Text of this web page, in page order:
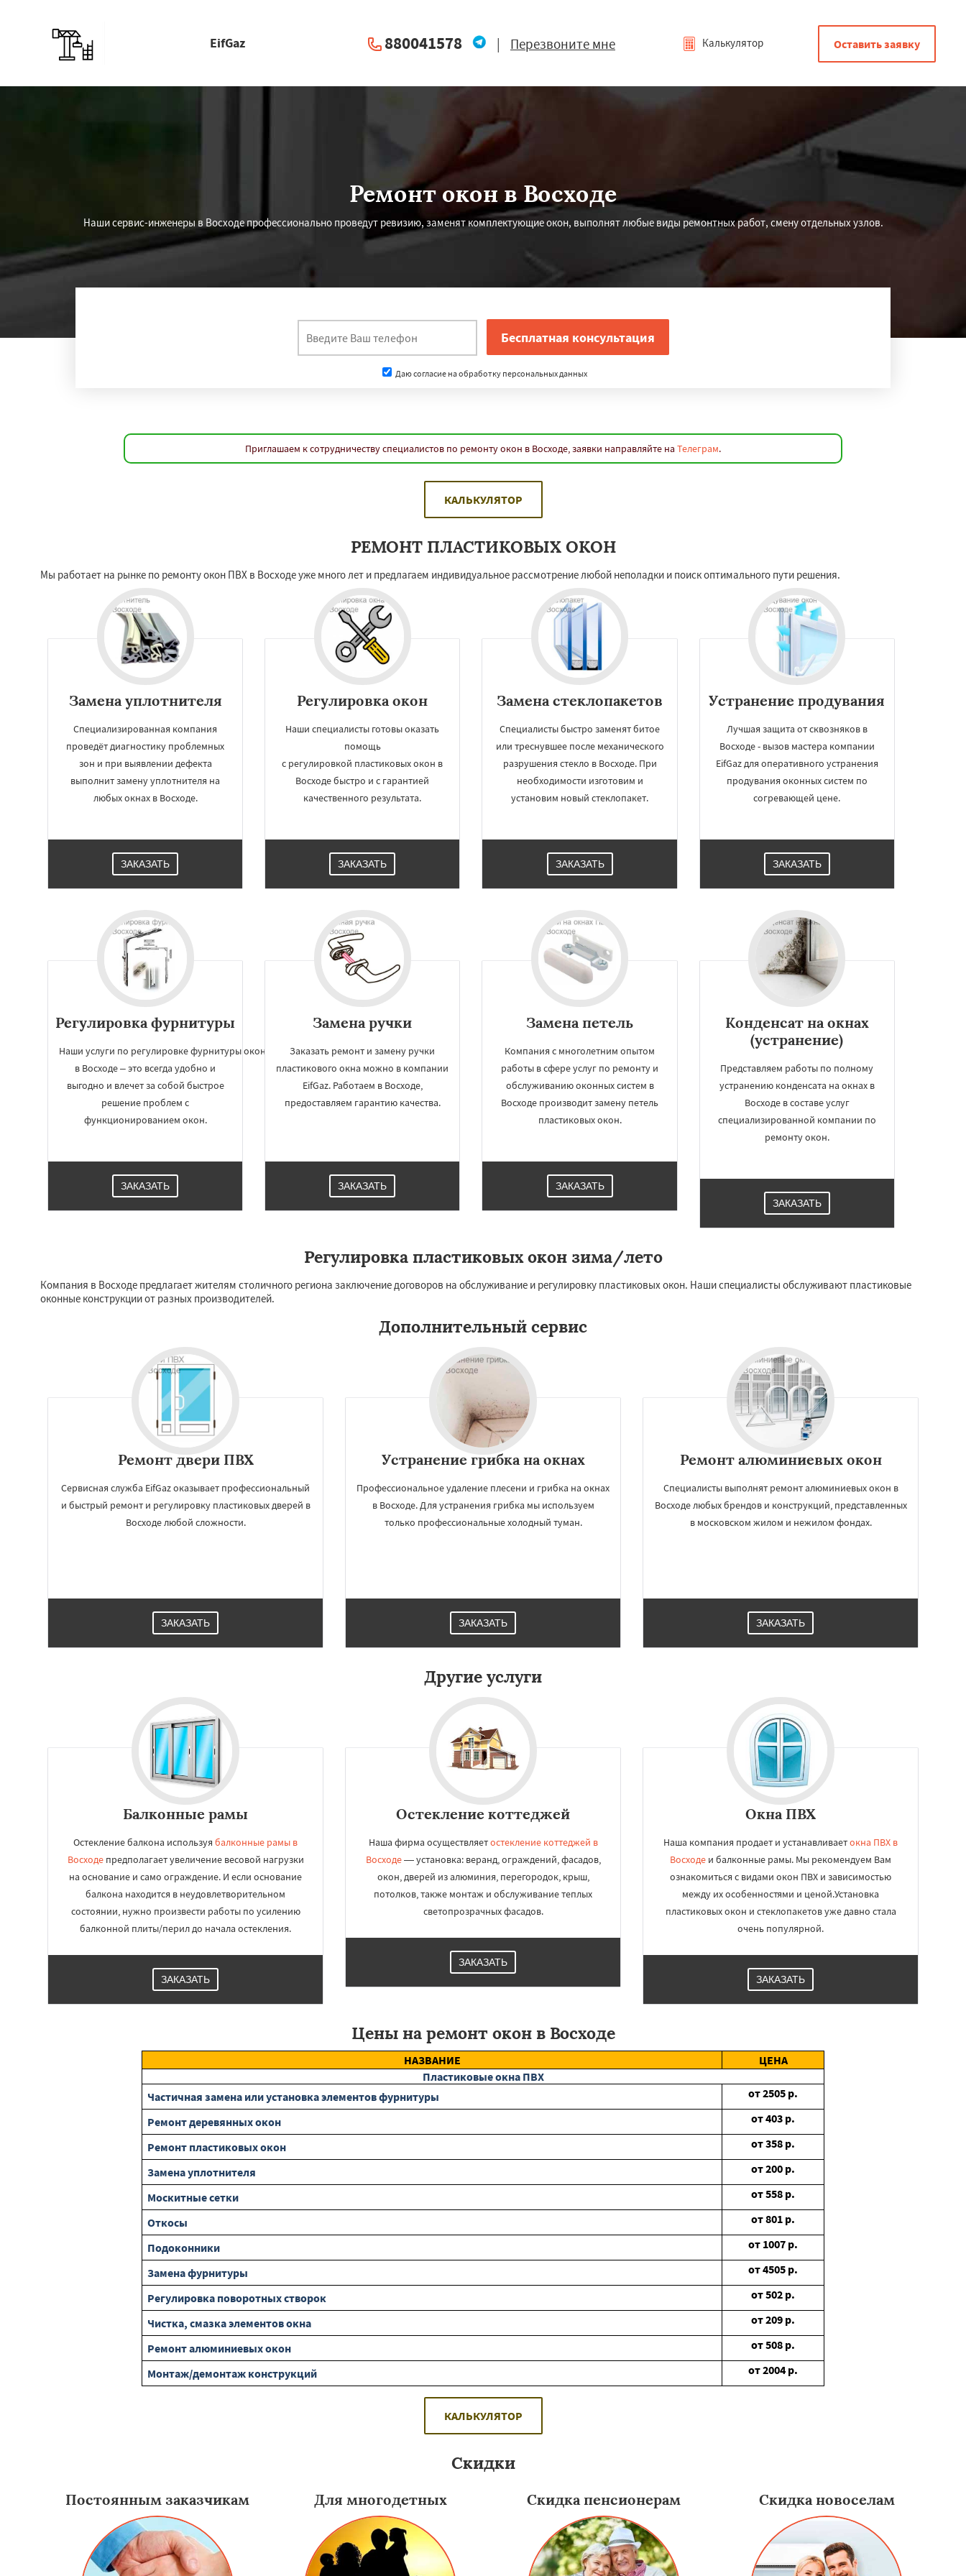
регионам
×
Икша Ильинский Красково
Лесной Городок
Лопатино
Лотошино
Малаховка Менделеевск
Михнево
Родники
Софрино
EifGaz 880041578 | Перезвоните мне Калькулятор Оставить заявку
Ремонт окон в Восходе
Наши сервис-инженеры в Восходе профессионально проведут ревизию, заменят комплектующие окон, выполнят любые виды ремонтных работ, смену отдельных узлов.
Даю согласие на обработку персональных данных
Приглашаем к сотрудничеству специалистов по ремонту окон в Восходе, заявки направляйте на Телеграм.
КАЛЬКУЛЯТОР
РЕМОНТ ПЛАСТИКОВЫХ ОКОН
Мы работает на рынке по ремонту окон ПВХ в Восходе уже много лет и предлагаем индивидуальное рассмотрение любой неполадки и поиск оптимального пути решения.
Замена уплотнителя
Специализированная компания
проведёт диагностику проблемных
зон и при выявлении дефекта
выполнит замену уплотнителя на
любых окнах в Восходе.
ЗАКАЗАТЬ
Регулировка окон
Наши специалисты готовы оказать
помощь
с регулировкой пластиковых окон в
Восходе быстро и с гарантией
качественного результата.
ЗАКАЗАТЬ
Замена стеклопакетов
Специалисты быстро заменят битое
или треснувшее после механического
разрушения стекло в Восходе. При
необходимости изготовим и
установим новый стеклопакет.
ЗАКАЗАТЬ
Устранение продувания
Лучшая защита от сквозняков в
Восходе - вызов мастера компании
EifGaz для оперативного устранения
продувания оконных систем по
согревающей цене.
ЗАКАЗАТЬ
Регулировка фурнитуры
Наши услуги по регулировке фурнитуры окон
в Восходе – это всегда удобно и
выгодно и влечет за собой быстрое
решение проблем с
функционированием окон.
ЗАКАЗАТЬ
Замена ручки
Заказать ремонт и замену ручки
пластикового окна можно в компании
EifGaz. Работаем в Восходе,
предоставляем гарантию качества.
ЗАКАЗАТЬ
Замена петель
Компания с многолетним опытом
работы в сфере услуг по ремонту и
обслуживанию оконных систем в
Восходе производит замену петель
пластиковых окон.
ЗАКАЗАТЬ
Конденсат на окнах
(устранение)
Представляем работы по полному
устранению конденсата на окнах в
Восходе в составе услуг
специализированной компании по
ремонту окон.
ЗАКАЗАТЬ
Регулировка пластиковых окон зима/лето
Компания в Восходе предлагает жителям столичного региона заключение договоров на обслуживание и регулировку пластиковых окон. Наши специалисты обслуживают пластиковые
оконные конструкции от разных производителей.
Дополнительный сервис
Ремонт двери ПВХ
Сервисная служба EifGaz оказывает профессиональный
и быстрый ремонт и регулировку пластиковых дверей в
Восходе любой сложности.
ЗАКАЗАТЬ
Устранение грибка на окнах
Профессиональное удаление плесени и грибка на окнах
в Восходе. Для устранения грибка мы используем
только профессиональные холодный туман.
ЗАКАЗАТЬ
Ремонт алюминиевых окон
Специалисты выполнят ремонт алюминиевых окон в
Восходе любых брендов и конструкций, представленных
в московском жилом и нежилом фондах.
ЗАКАЗАТЬ
Другие услуги
Балконные рамы
Остекление балкона используя балконные рамы в
Восходепредполагает увеличение весовой нагрузки
на основание и само ограждение. И если основание
балкона находится в неудовлетворительном
состоянии, нужно произвести работы по усилению
балконной плиты/перил до начала остекления.
ЗАКАЗАТЬ
Остекление коттеджей
Наша фирма осуществляетостекление коттеджей в
Восходе— установка: веранд, ограждений, фасадов,
окон, дверей из алюминия, перегородок, крыш,
потолков, также монтаж и обслуживание теплых
светопрозрачных фасадов.
ЗАКАЗАТЬ
Окна ПВХ
Наша компания продает и устанавливаетокна ПВХ в
Восходе и балконные рамы. Мы рекомендуем Вам
ознакомиться с видами окон ПВХ и зависимостью
между их особенностями и ценой.Установка
пластиковых окон и стеклопакетов уже давно стала
очень популярной.
ЗАКАЗАТЬ
Цены на ремонт окон в Восходе
НАЗВАНИЕ
ЦЕНА
Пластиковые окна ПВХ
Частичная замена или установка элементов фурнитуры
от2505 р.
Ремонт деревянных окон
от403 р.
Ремонт пластиковых окон
от358 р.
Замена уплотнителя
от200 р.
Москитные сетки
от558 р.
Откосы
от801 р.
Подоконники
от 1007 р.
Замена фурнитуры
от4505 р.
Регулировка поворотных створок
от502 р.
Чистка, смазка элементов окна
от209 р.
Ремонт алюминиевых окон
от508 р.
Монтаж/демонтаж конструкций
от2004 р.
КАЛЬКУЛЯТОР
Скидки
Постоянным заказчикам Для многодетных Скидка пенсионерам Скидка новоселам
УЗНАТЬ ПОДРОБНЕЕ ×